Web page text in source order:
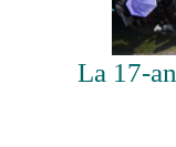
La 17-